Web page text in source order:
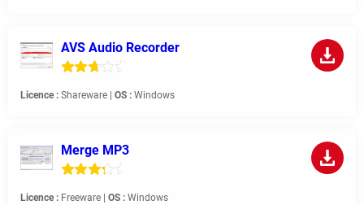
AVS Audio Recorder
Licence : Shareware | OS : Windows
Merge MP3
Licence : Freeware | OS : Windows